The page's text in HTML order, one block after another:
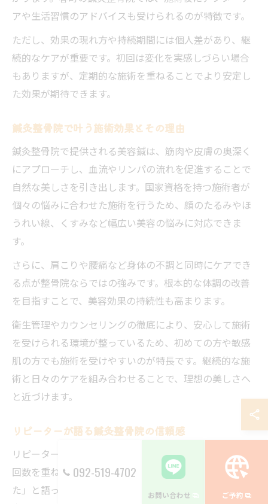
アや生活習慣のアドバイスも受けられるのが特徴です。
ただし、効果の現れ方や持続期間には個人差があり、継
続的なケアが重要です。初回は変化を実感しづらい場合
もありますが、定期的な施術を重ねることでより安定し
た効果が期待できます。
鍼灸整骨院で叶う施術効果とその理由
鍼灸整骨院で提供される美容鍼は、筋肉や皮膚の奥深く
にアプローチし、血流やリンパの流れを促進することで
自然な美しさを引き出します。国家資格を持つ施術者が
個々の悩みに合わせた施術を行うため、顔のたるみやほ
うれい線、くすみなど幅広い美容の悩みに対応できま
す。
さらに、肩こりや腰痛など身体の不調と同時にケアでき
る点が整骨院ならではの強みです。根本的な体調の改善
を目指すことで、美容効果の持続性も高まります。
衛生管理やカウンセリングの徹底により、安心して施術
を受けられる環境が整っているため、初めての方や敏感
肌の方でも施術を受けやすいのが特長です。継続的な施
術と日々のケアを組み合わせることで、理想の美しさへ
と近づけます。
リピーターが語る鍼灸整骨院の信頼感
リピーターの方々は「一度の施術でも変化を感じたが、
回数を重ねるごとに肌の調子や身体の軽さが安定してき
た」と語っています。春町エリアの鍼灸整骨院では、丁
092-519-4702
お問い合わせ ご予約